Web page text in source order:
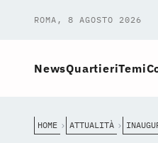
ROMA, 8 AGOSTO 2026
NewsQuartieriTemi
HOME ATTUALITÀ